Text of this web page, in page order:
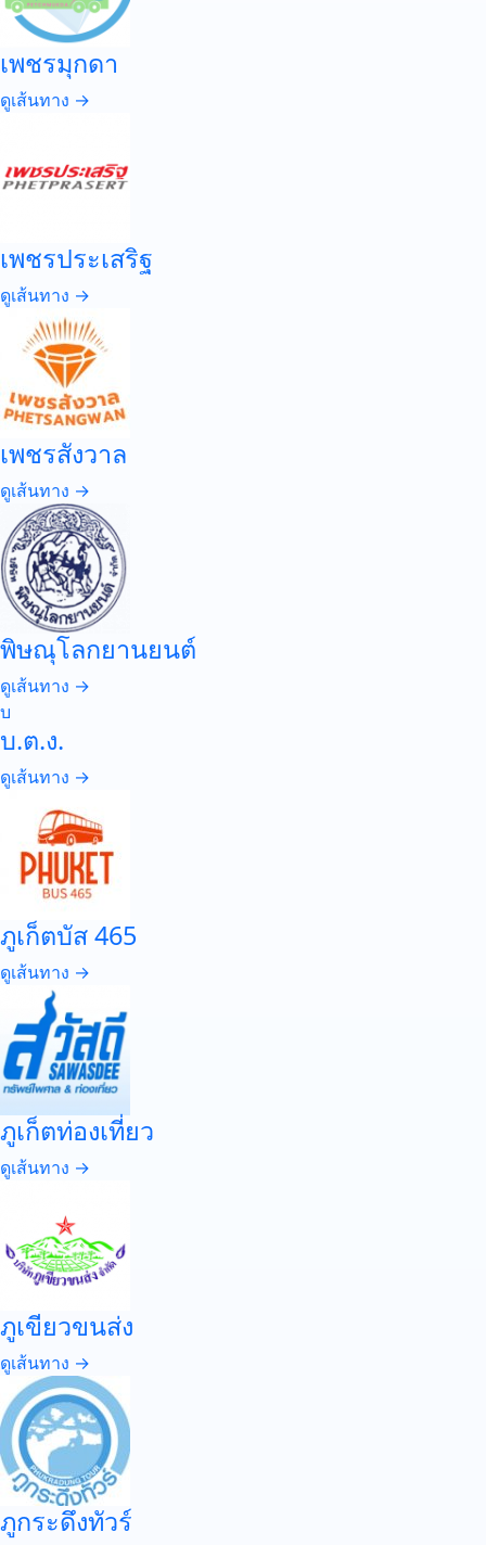
เพชรมุกดา
ดูเส้นทาง →
เพชรประเสริฐ
ดูเส้นทาง →
เพชรสังวาล
ดูเส้นทาง →
พิษณุโลกยานยนต์
ดูเส้นทาง →
บ
บ.ต.ง.
ดูเส้นทาง →
ภูเก็ตบัส 465
ดูเส้นทาง →
ภูเก็ตท่องเที่ยว
ดูเส้นทาง →
ภูเขียวขนส่ง
ดูเส้นทาง →
ภูกระดึงทัวร์